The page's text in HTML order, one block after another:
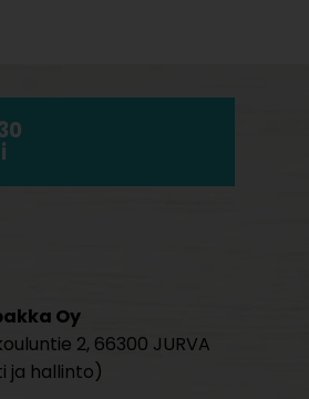
Oy
2, 66300 JURVA
ja hallinto)